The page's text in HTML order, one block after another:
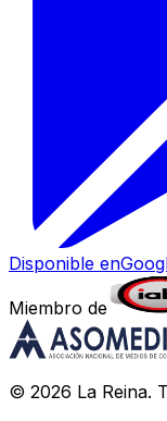
Disponible en
Miembro de
© 2026 La Reina.